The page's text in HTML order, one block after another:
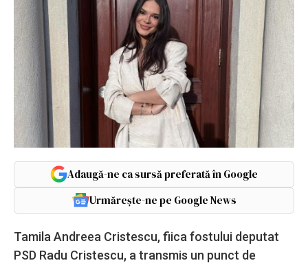
Adaugă-ne ca sursă preferată în Google
Urmărește-ne pe Google News
Tamila Andreea Cristescu, fiica fostului deputat
PSD Radu Cristescu, a transmis un punct de